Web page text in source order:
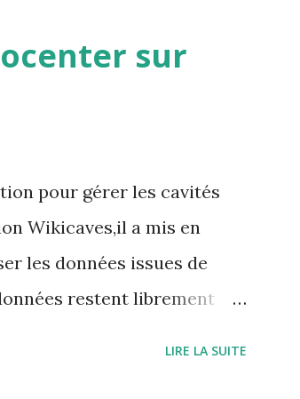
sur
pour gérer les cavités
Wikicaves,il a mis en
les données issues de
restent librement
LIRE LA SUITE